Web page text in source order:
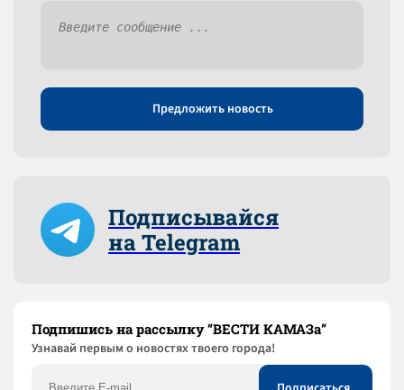
Предложить новость
Подписывайся
на Telegram
Подпишись на рассылку “ВЕСТИ КАМАЗа”
Узнaвай первым о новостях твоего города!